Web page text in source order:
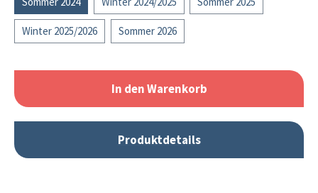
Winter 2025/2026 Sommer 2026
In den Warenkorb
Produktdetails